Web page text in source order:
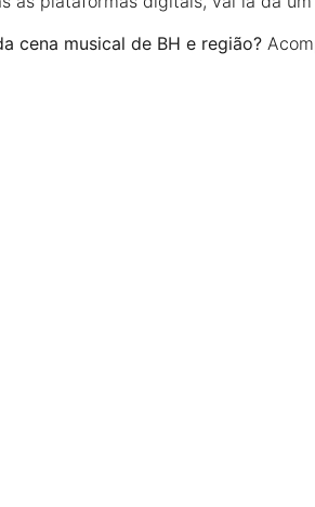
cena musical de BH e região?